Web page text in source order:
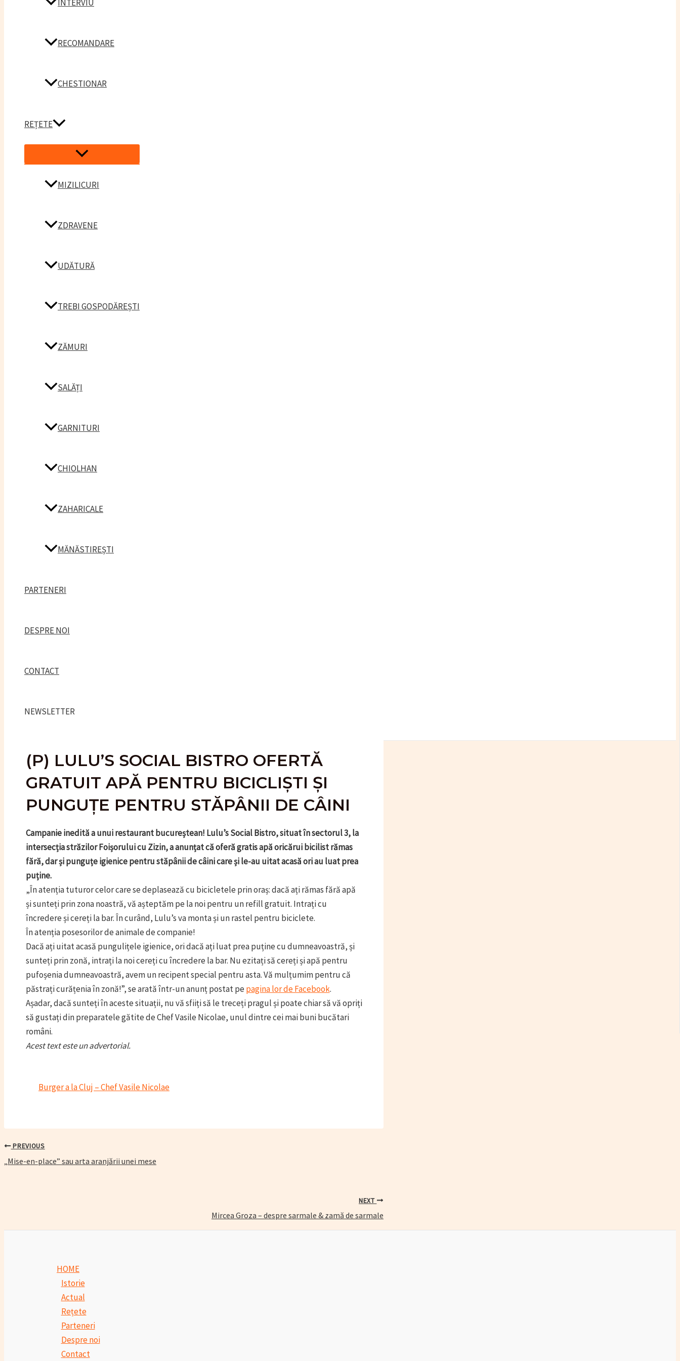
INTERVIU
RECOMANDARE
CHESTIONAR
REȚETE
Menu
MIZILICURI
ZDRAVENE
UDĂTURĂ
TREBI GOSPODĂREȘTI
ZĂMURI
SALĂȚI
GARNITURI
CHIOLHAN
ZAHARICALE
MĂNĂSTIREȘTI
PARTENERI
DESPRE NOI
CONTACT
NEWSLETTER
(P) LULU’S SOCIAL BISTRO OFERTĂ
GRATUIT APĂ PENTRU BICICLIȘTI ȘI
PUNGUȚE PENTRU STĂPÂNII DE CÂINI
Campanie inedită a unui restaurant bucureștean! Lulu’s Social Bistro, situat în sectorul 3, la
intersecția străzilor Foișorului cu Zizin, a anunțat că oferă gratis apă oricărui bicilist rămas
fără, dar și punguțe igienice pentru stăpânii de câini care și le-au uitat acasă ori au luat prea
puține.
„În atenția tuturor celor care se deplasează cu bicicletele prin oraș: dacă ați rămas fără apă
și sunteți prin zona noastră, vă așteptăm pe la noi pentru un refill gratuit. Intrați cu
încredere și cereți la bar. În curând, Lulu’s va monta și un rastel pentru biciclete.
În atenția posesorilor de animale de companie!
Dacă ați uitat acasă pungulițele igienice, ori dacă ați luat prea puține cu dumneavoastră, și
sunteți prin zonă, intrați la noi cereți cu încredere la bar. Nu ezitați să cereți și apă pentru
pufoșenia dumneavoastră, avem un recipent special pentru asta. Vă mulțumim pentru că
păstrați curățenia în zonă!”, se arată într-un anunț postat pe pagina lor de Facebook.
Așadar, dacă sunteți în aceste situații, nu vă sfiiți să le treceți pragul și poate chiar să vă opriți
să gustați din preparatele gătite de Chef Vasile Nicolae, unul dintre cei mai buni bucătari
români.
Acest text este un advertorial.
Burger a la Cluj – Chef Vasile Nicolae
Post
navigation
PREVIOUS
„Mise-en-place” sau arta aranjării unei mese
NEXT
Mircea Groza – despre sarmale & zamă de sarmale
HOME
Istorie
Actual
Rețete
Parteneri
Despre noi
Contact